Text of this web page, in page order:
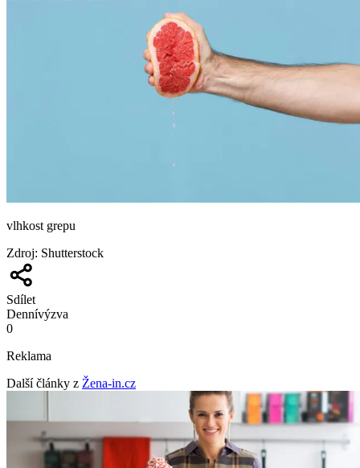
vlhkost grepu
Zdroj: Shutterstock
Sdílet
Dennívýzva
0
Reklama
Další články z Žena-in.cz